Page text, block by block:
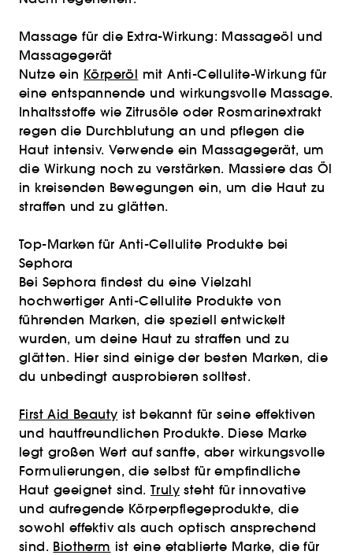
Massage für die Extra-Wirkung: Massageöl und
Massagegerät
Nutze ein Körperöl mit Anti-Cellulite-Wirkung für
eine entspannende und wirkungsvolle Massage.
Inhaltsstoffe wie Zitrusöle oder Rosmarinextrakt
regen die Durchblutung an und pflegen die
Haut intensiv. Verwende ein Massagegerät, um
die Wirkung noch zu verstärken. Massiere das Öl
in kreisenden Bewegungen ein, um die Haut zu
straffen und zu glätten.
Top-Marken für Anti-Cellulite Produkte bei
Sephora
Bei Sephora findest du eine Vielzahl
hochwertiger Anti-Cellulite Produkte von
führenden Marken, die speziell entwickelt
wurden, um deine Haut zu straffen und zu
glätten. Hier sind einige der besten Marken, die
du unbedingt ausprobieren solltest.
First Aid Beauty ist bekannt für seine effektiven
und hautfreundlichen Produkte. Diese Marke
legt großen Wert auf sanfte, aber wirkungsvolle
Formulierungen, die selbst für empfindliche
Haut geeignet sind. Truly steht für innovative
und aufregende Körperpflegeprodukte, die
sowohl effektiv als auch optisch ansprechend
sind. Biotherm ist eine etablierte Marke, die für